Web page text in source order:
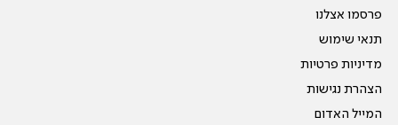
פרסמו אצלנו
תנאי שימוש
מדיניות פרטיות
הצהרת נגישות
המייל האדום